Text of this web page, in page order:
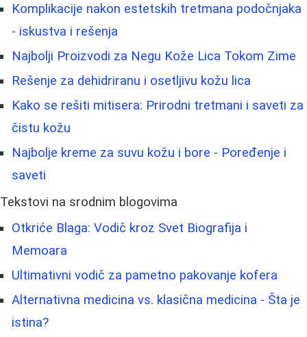
Komplikacije nakon estetskih tretmana podočnjaka
- iskustva i rešenja
Najbolji Proizvodi za Negu Kože Lica Tokom Zime
Rešenje za dehidriranu i osetljivu kožu lica
Kako se rešiti mitisera: Prirodni tretmani i saveti za
čistu kožu
Najbolje kreme za suvu kožu i bore - Poređenje i
saveti
Tekstovi na srodnim blogovima
Otkriće Blaga: Vodič kroz Svet Biografija i
Memoara
Ultimativni vodič za pametno pakovanje kofera
Alternativna medicina vs. klasična medicina - Šta je
istina?